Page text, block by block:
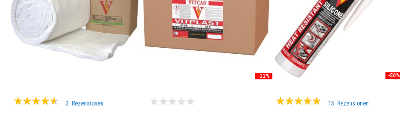
Hochtemperatur-
Nähgarne
Glasgewebe
Filzmatte
Abgasrohr
Bewertung:
2 Rezensionen
-22% -50%
Bewertung:
15 Rezensionen